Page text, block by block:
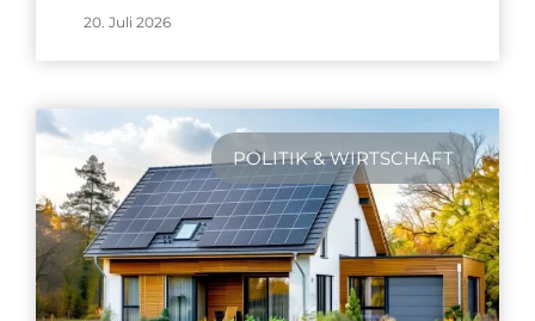
20. Juli 2026
POLITIK & WIRTSCHAFT